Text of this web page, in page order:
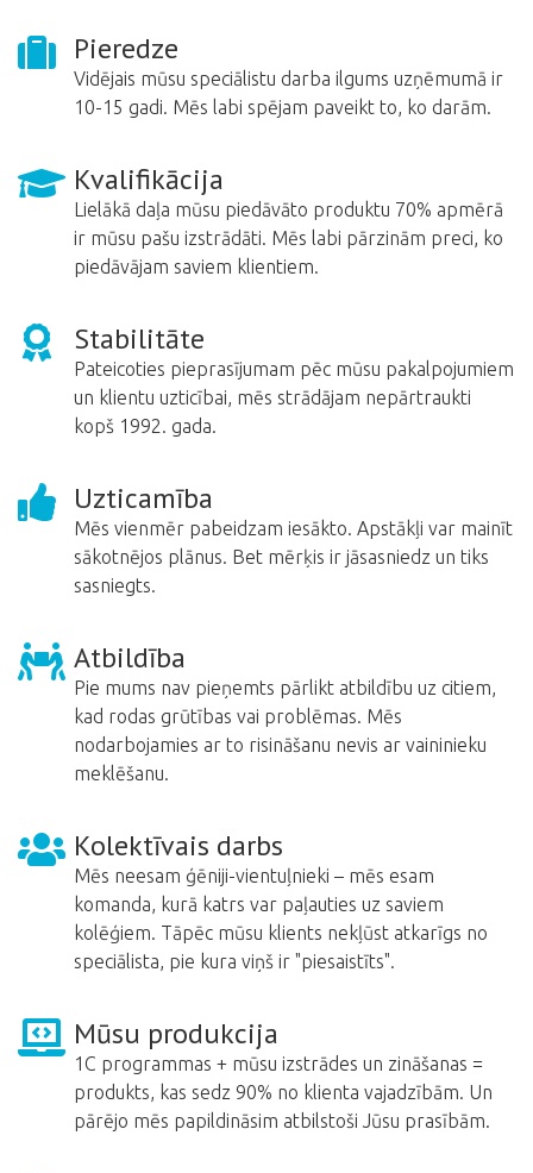
Pieredze
Vidējais mūsu speciālistu darba ilgums uzņēmumā ir
10-15 gadi. Mēs labi spējam paveikt to, ko darām.
Kvalifikācija
Lielākā daļa mūsu piedāvāto produktu 70% apmērā
ir mūsu pašu izstrādāti. Mēs labi pārzinām preci, ko
piedāvājam saviem klientiem.
Stabilitāte
Pateicoties pieprasījumam pēc mūsu pakalpojumiem
un klientu uzticībai, mēs strādājam nepārtraukti
kopš 1992. gada.
Uzticamība
Mēs vienmēr pabeidzam iesākto. Apstākļi var mainīt
sākotnējos plānus. Bet mērķis ir jāsasniedz un tiks
sasniegts.
Atbildība
Pie mums nav pieņemts pārlikt atbildību uz citiem,
kad rodas grūtības vai problēmas. Mēs
nodarbojamies ar to risināšanu nevis ar vaininieku
meklēšanu.
Kolektīvais darbs
Mēs neesam ģēniji-vientuļnieki – mēs esam
komanda, kurā katrs var paļauties uz saviem
kolēģiem. Tāpēc mūsu klients nekļūst atkarīgs no
speciālista, pie kura viņš ir "piesaistīts".
Mūsu produkcija
1C programmas + mūsu izstrādes un zināšanas =
produkts, kas sedz 90% no klienta vajadzībām. Un
pārējo mēs papildināsim atbilstoši Jūsu prasībām.